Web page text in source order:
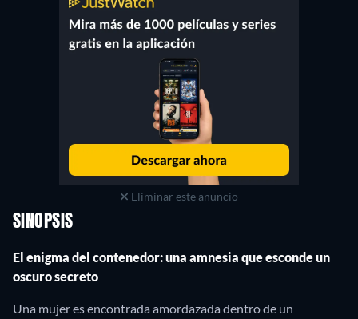
Eliminar este anuncio
SINOPSIS
El enigma del contenedor: una amnesia que esconde un
oscuro secreto
Una mujer es encontrada amordazada dentro de un